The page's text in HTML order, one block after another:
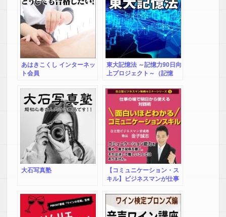
あはきこくし インターネッ
ト会員
東大記憶法 ～記憶力90日向
上プロジェクト～（記憶
大石写真塾
【コミュニケーション・ス
キル】ビジネスマンが仕事
コミュニケーション